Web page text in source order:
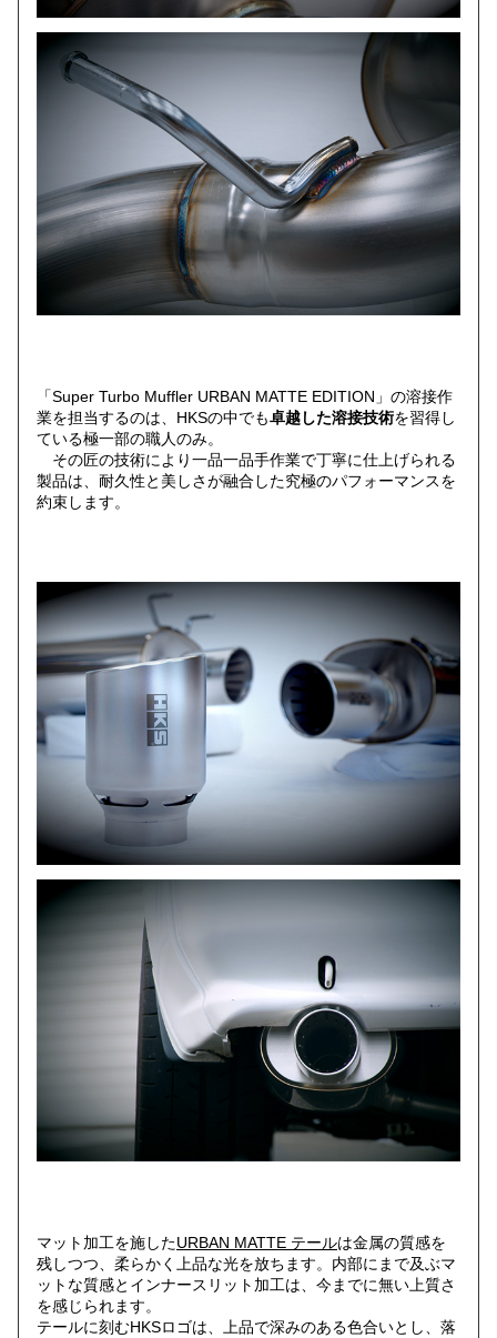
「Super Turbo Muffler URBAN MATTE EDITION」の溶接作
業を担当するのは、HKSの中でも卓越した溶接技術を習得し
ている極一部の職人のみ。
その匠の技術により一品一品手作業で丁寧に仕上げられる
製品は、耐久性と美しさが融合した究極のパフォーマンスを
約束します。
マット加工を施したURBAN MATTE テールは金属の質感を
残しつつ、柔らかく上品な光を放ちます。内部にまで及ぶマ
ットな質感とインナースリット加工は、今までに無い上質さ
を感じられます。
テールに刻むHKSロゴは、上品で深みのある色合いとし、落